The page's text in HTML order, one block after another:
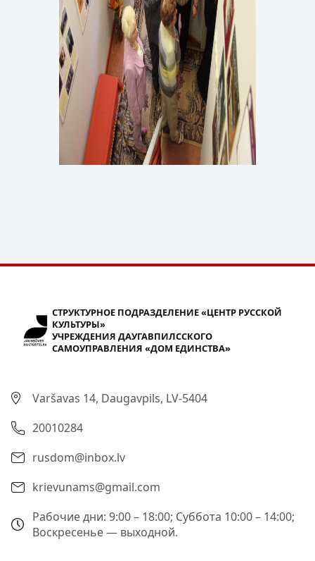
СТРУКТУРНОЕ ПОДРАЗДЕЛЕНИЕ «ЦЕНТР РУССКОЙ
КУЛЬТУРЫ»
УЧРЕЖДЕНИЯ ДАУГАВПИЛССКОГО
САМОУПРАВЛЕНИЯ «ДОМ ЕДИНСТВА»
Varšavas 14, Daugavpils, LV-5404
20010284
rusdom@inbox.lv
krievunams@gmail.com
Рабочие дни: 9:00 – 18:00; Суббота 10:00 – 14:00;
Воскресенье — выходной.